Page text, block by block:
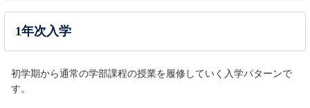
1年次入学
初学期から通常の学部課程の授業を履修していく入学パターンで
す。